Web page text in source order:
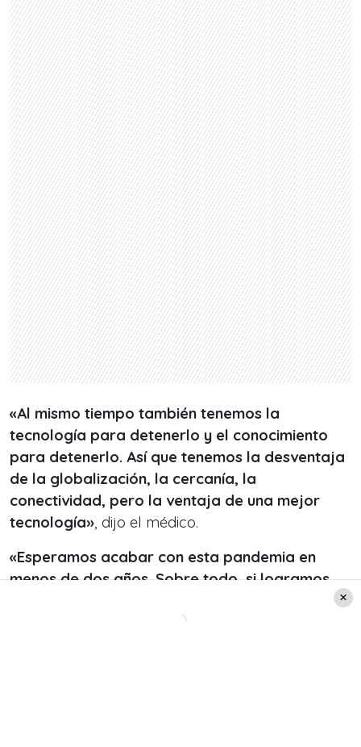
«Al mismo tiempo también tenemos la
tecnología para detenerlo y el conocimiento
para detenerlo. Así que tenemos la desventaja
de la globalización, la cercanía, la
conectividad, pero la ventaja de una mejor
tecnología», dijo el médico.
«Esperamos acabar con esta pandemia en
menos de dos años. Sobre todo, si logramos
donde destacó la importancia de contar con una